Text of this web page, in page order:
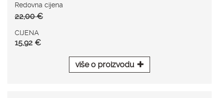
Redovna cijena
22,00 €
CIJENA
15,92 €
više o proizvodu